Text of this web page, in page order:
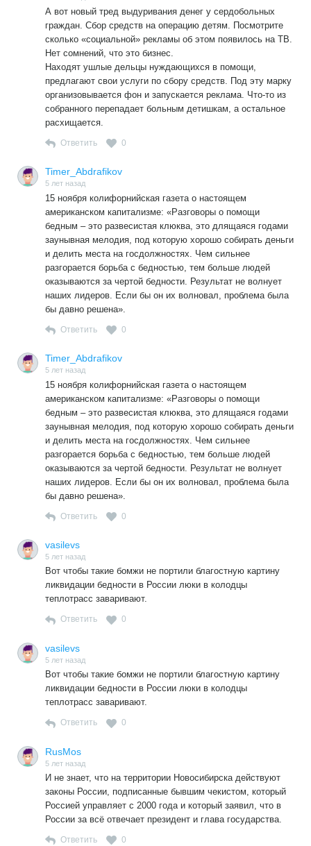
А вот новый тред выдуривания денег у сердобольных
граждан. Сбор средств на операцию детям. Посмотрите
сколько «социальной» рекламы об этом появилось на ТВ.
Нет сомнений, что это бизнес.
Находят ушлые дельцы нуждающихся в помощи,
предлагают свои услуги по сбору средств. Под эту марку
организовывается фон и запускается реклама. Что-то из
собранного перепадает больным детишкам, а остальное
расхищается.
Ответить 0
Timer_Abdrafikov
5 лет назад
15 ноября колифорнийская газета о настоящем
американском капитализме: «Разговоры о помощи
бедным – это развесистая клюква, это длящаяся годами
заунывная мелодия, под которую хорошо собирать деньги
и делить места на госдолжностях. Чем сильнее
разгорается борьба с бедностью, тем больше людей
оказываются за чертой бедности. Результат не волнует
наших лидеров. Если бы он их волновал, проблема была
бы давно решена».
Ответить 0
Timer_Abdrafikov
5 лет назад
15 ноября колифорнийская газета о настоящем
американском капитализме: «Разговоры о помощи
бедным – это развесистая клюква, это длящаяся годами
заунывная мелодия, под которую хорошо собирать деньги
и делить места на госдолжностях. Чем сильнее
разгорается борьба с бедностью, тем больше людей
оказываются за чертой бедности. Результат не волнует
наших лидеров. Если бы он их волновал, проблема была
бы давно решена».
Ответить 0
vasilevs
5 лет назад
Вот чтобы такие бомжи не портили благостную картину
ликвидации бедности в России люки в колодцы
теплотрасс заваривают.
Ответить 0
vasilevs
5 лет назад
Вот чтобы такие бомжи не портили благостную картину
ликвидации бедности в России люки в колодцы
теплотрасс заваривают.
Ответить 0
RusMos
5 лет назад
И не знает, что на территории Новосибирска действуют
законы России, подписанные бывшим чекистом, который
Россией управляет с 2000 года и который заявил, что в
России за всё отвечает президент и глава государства.
Ответить 0